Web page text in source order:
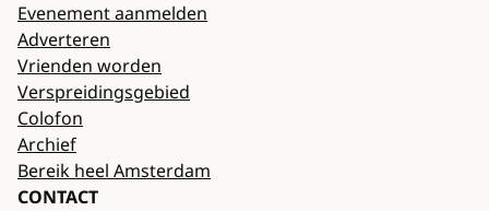
Evenement aanmelden
Adverteren
Vrienden worden
Verspreidingsgebied
Colofon
Archief
Bereik heel Amsterdam
CONTACT